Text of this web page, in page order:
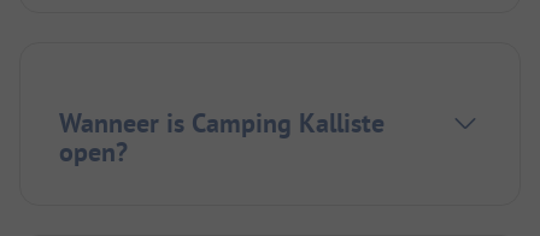
Wanneer is Camping Kalliste
open?